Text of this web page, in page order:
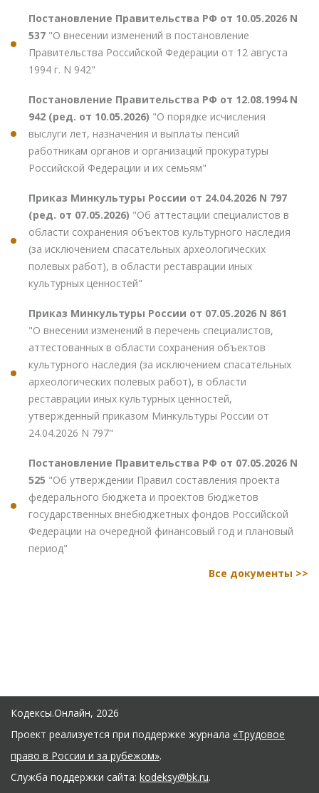
Постановление Правительства РФ от 10.05.2026 N
537 "О внесении изменений в постановление
Правительства Российской Федерации от 12 августа
1994 г. N 942"
Постановление Правительства РФ от 12.08.1994 N
942 (ред. от 10.05.2026) "О порядке исчисления
выслуги лет, назначения и выплаты пенсий
работникам органов и организаций прокуратуры
Российской Федерации и их семьям"
Приказ Минкультуры России от 24.04.2026 N 797
(ред. от 07.05.2026) "Об аттестации специалистов в
области сохранения объектов культурного наследия
(за исключением спасательных археологических
полевых работ), в области реставрации иных
культурных ценностей"
Приказ Минкультуры России от 07.05.2026 N 861
"О внесении изменений в перечень специалистов,
аттестованных в области сохранения объектов
культурного наследия (за исключением спасательных
археологических полевых работ), в области
реставрации иных культурных ценностей,
утвержденный приказом Минкультуры России от
24.04.2026 N 797"
Постановление Правительства РФ от 07.05.2026 N
525 "Об утверждении Правил составления проекта
федерального бюджета и проектов бюджетов
государственных внебюджетных фондов Российской
Федерации на очередной финансовый год и плановый
период"
Все документы >>
Кодексы.Онлайн, 2026
Проект реализуется при поддержке журнала «Трудовое
право в России и за рубежом».
Служба поддержки сайта: kodeksy@bk.ru.